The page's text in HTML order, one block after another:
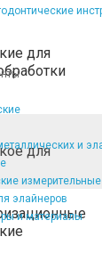
и
измерительные
элайнеров
и материалы
для
для